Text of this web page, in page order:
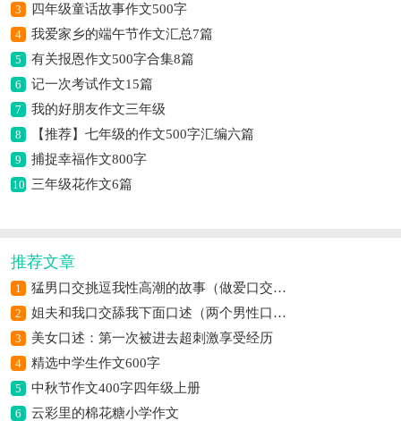
3 四年级童话故事作文500字
4 我爱家乡的端午节作文汇总7篇
5 有关报恩作文500字合集8篇
6 记一次考试作文15篇
7 我的好朋友作文三年级
8 【推荐】七年级的作文500字汇编六篇
9 捕捉幸福作文800字
10 三年级花作文6篇
推荐文章
1 猛男口交挑逗我性高潮的故事（做爱口交自摸高潮过程）
2 姐夫和我口交舔我下面口述（两个男性口交）
3 美女口述：第一次被进去超刺激享受经历
4 精选中学生作文600字
5 中秋节作文400字四年级上册
6 云彩里的棉花糖小学作文